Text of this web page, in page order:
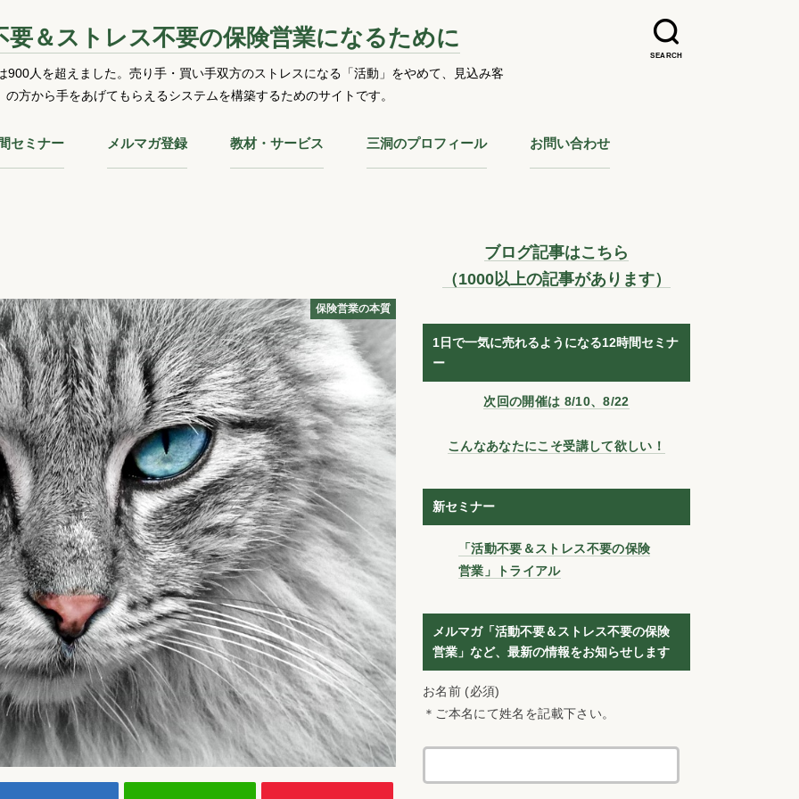
SEARCH
要＆ストレス不要の保険営業になるために
900人を超えました。売り手・買い手双方のストレスになる「活動」をやめて、見込み客
の方から手をあげてもらえるシステムを構築するためのサイトです。
セミナー メルマガ登録 教材・サービス 三洞のプロフィール お問い合わせ
保険営業の本質
ブログ記事はこちら
（1000以上の記事があります）
1日で一気に売れるようになる12時間セミナ
ー
次回の開催は 8/10、8/22
こんなあなたにこそ受講して欲しい！
新セミナー
「活動不要＆ストレス不要の保険
営業」トライアル
メルマガ「活動不要＆ストレス不要の保険
営業」など、最新の情報をお知らせします
お名前 (必須)
＊ご本名にて姓名を記載下さい。